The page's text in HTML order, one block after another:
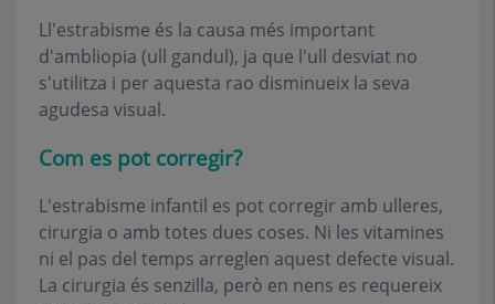
Ll'estrabisme és la causa més important
d'ambliopia (ull gandul), ja que l'ull desviat no
s'utilitza i per aquesta rao disminueix la seva
agudesa visual.
Com es pot corregir?
L'estrabisme infantil es pot corregir amb ulleres,
cirurgia o amb totes dues coses. Ni les vitamines
ni el pas del temps arreglen aquest defecte visual.
La cirurgia és senzilla, però en nens es requereix